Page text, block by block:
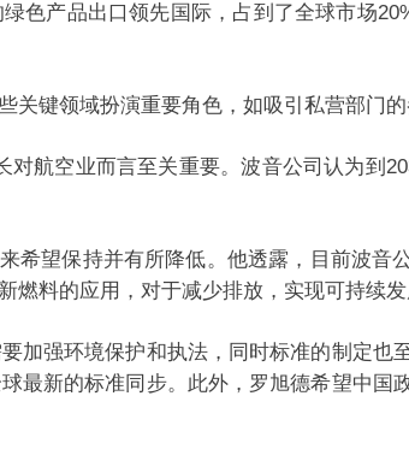
产品出口领先国际，占到了全球市场
领域扮演重要角色，如吸引私营部门的
空业而言至关重要。波音公司认为到
望保持并有所降低。他透露，目前波音
料的应用，对于减少排放，实现可持续发
强环境保护和执法，同时标准的制定也
最新的标准同步。此外，罗旭德希望中